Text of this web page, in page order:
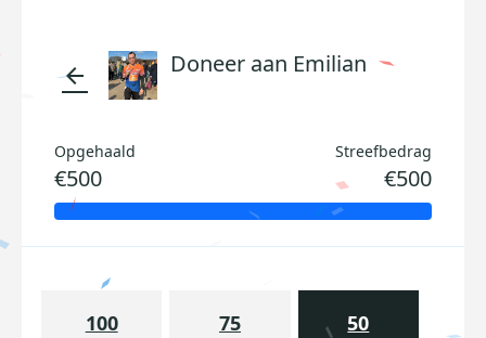
arrow_back Doneer aan Emilian
Opgehaald
€500
Streefbedrag
€500
100 75 50